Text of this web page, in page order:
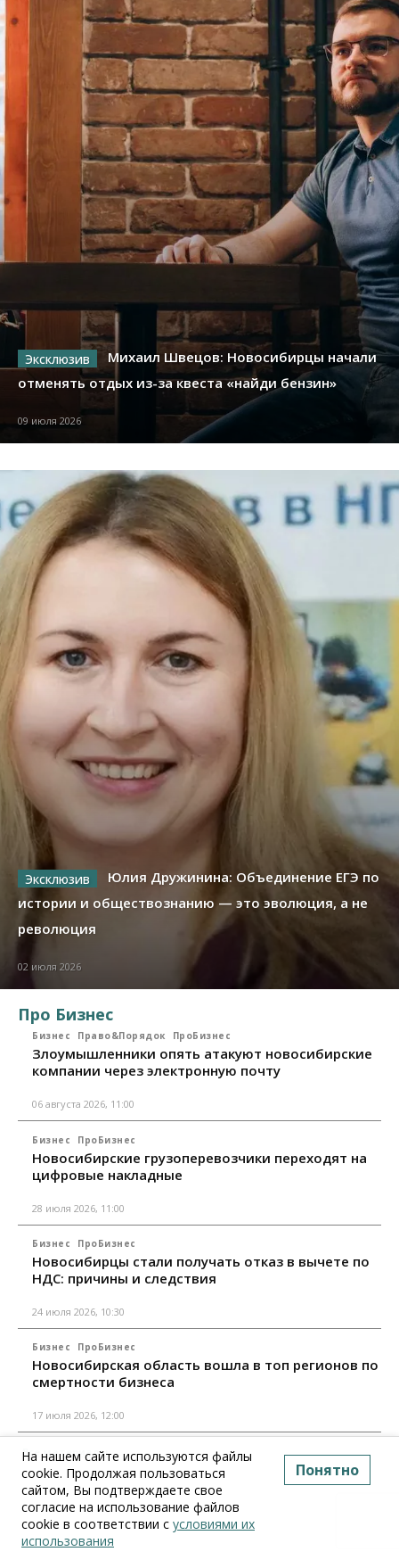
Михаил Швецов: Новосибирцы начали
отменять отдых из-за квеста «найди бензин»
09 июля 2026
Юлия Дружинина: Объединение ЕГЭ по
истории и обществознанию — это эволюция, а не
революция
02 июля 2026
Про Бизнес
Бизнес Право&Порядок ПроБизнес
Злоумышленники опять атакуют новосибирские
компании через электронную почту
06 августа 2026, 11:00
Бизнес ПроБизнес
Новосибирские грузоперевозчики переходят на
цифровые накладные
28 июля 2026, 11:00
Бизнес ПроБизнес
Новосибирцы стали получать отказ в вычете по
НДС: причины и следствия
24 июля 2026, 10:30
Бизнес ПроБизнес
Новосибирская область вошла в топ регионов по
смертности бизнеса
17 июля 2026, 12:00
Все материалы
На нашем сайте используются файлы
cookie. Продолжая пользоваться
сайтом, Вы подтверждаете свое
согласие на использование файлов
cookie в соответствии с условиями их
использования
Понятно